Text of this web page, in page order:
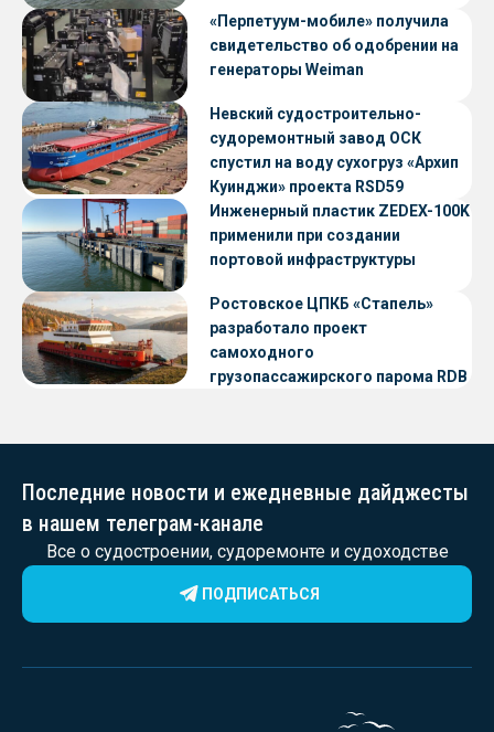
«Перпетуум-мобиле» получила
свидетельство об одобрении на
генераторы Weiman
Невский судостроительно-
судоремонтный завод ОСК
спустил на воду сухогруз «Архип
Куинджи» проекта RSD59
Инженерный пластик ZEDEX-100K
применили при создании
портовой инфраструктуры
Ростовское ЦПКБ «Стапель»
разработало проект
самоходного
грузопассажирского парома RDB
Последние новости и ежедневные дайджесты
в нашем телеграм-канале
Все о судостроении, судоремонте и судоходстве
ПОДПИСАТЬСЯ